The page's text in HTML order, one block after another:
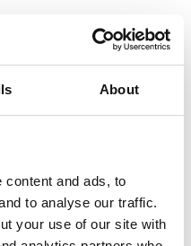
About
content and ads, to
to analyse our traffic.
your use of our site with
colaboratorilor de la
dispeceratele Good Cab si
Taxi nova